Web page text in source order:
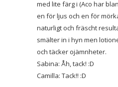
med lite färg i (Aco har
en för ljus och en för
naturligt och fräscht
smälter in i hyn men
och täcker ojämnheter.
Sabina: Åh, tack! :D
Camilla: Tack!! :D